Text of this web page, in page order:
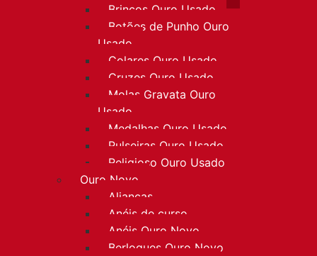
Brincos Ouro Usado
Botões de Punho Ouro
Usado
Colares Ouro Usado
Cruzes Ouro Usado
Molas Gravata Ouro
Usado
Medalhas Ouro Usado
Pulseiras Ouro Usado
Religioso Ouro Usado
Ouro Novo
Alianças
Anéis de curso
Anéis Ouro Novo
Berloques Ouro Novo